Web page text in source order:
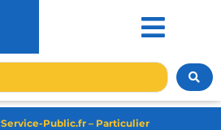
Service-Public.fr – Particulier